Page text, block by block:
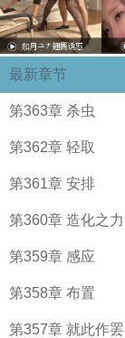
最新章节
第363章 杀虫
第362章 轻取
第361章 安排
第360章 造化之力
第359章 感应
第358章 布置
第357章 就此作罢